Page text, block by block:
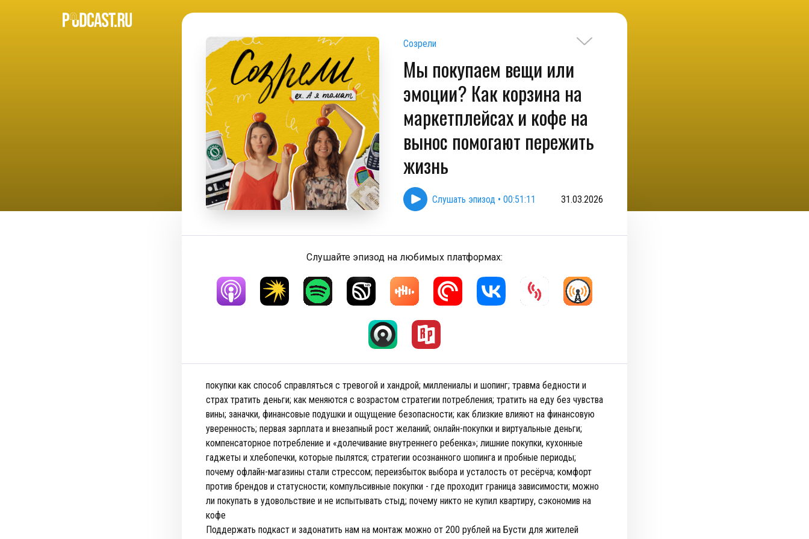
Созрели
Мы покупаем вещи или
эмоции? Как корзина на
маркетплейсах и кофе на
вынос помогают пережить
жизнь
Слушать эпизод • 00:51:11 31.03.2026
Слушайте эпизод на любимых платформах:
покупки как способ справляться с тревогой и хандрой; миллениалы и шопинг; травма бедности и
страх тратить деньги; как меняются с возрастом стратегии потребления; тратить на еду без чувства
вины; заначки, финансовые подушки и ощущение безопасности; как близкие влияют на финансовую
уверенность; первая зарплата и внезапный рост желаний; онлайн-покупки и виртуальные деньги;
компенсаторное потребление и «долечивание внутреннего ребенка»; лишние покупки, кухонные
гаджеты и хлебопечки, которые пылятся; стратегии осознанного шопинга и пробные периоды;
почему офлайн-магазины стали стрессом; переизбыток выбора и усталость от ресёрча; комфорт
против брендов и статусности; компульсивные покупки - где проходит граница зависимости; можно
ли покупать в удовольствие и не испытывать стыд; почему никто не купил квартиру, сэкономив на
кофе
Поддержать подкаст и задонатить нам на монтаж можно от 200 рублей на Бусти для жителей